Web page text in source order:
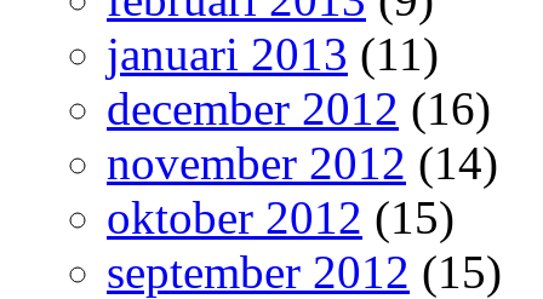
januari 2013 (11)
december 2012 (16)
november 2012 (14)
oktober 2012 (15)
september 2012 (15)